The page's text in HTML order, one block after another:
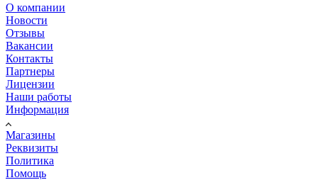
О компании
Новости
Отзывы
Вакансии
Контакты
Партнеры
Лицензии
Наши работы
Информация
Магазины
Реквизиты
Политика
Помощь